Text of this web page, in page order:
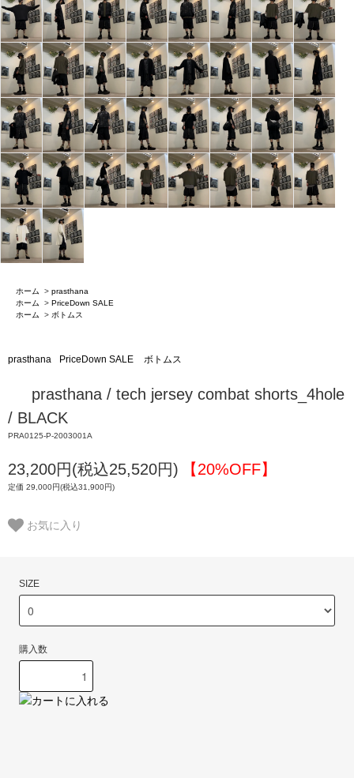
ホーム > prasthana
ホーム
> PriceDown SALE
ホーム
> ボトムス
prasthana PriceDown SALE ボトムス
prasthana / tech jersey combat shorts_4hole
/ BLACK
PRA0125-P-2003001A
23,200円(税込25,520円) 【20%OFF】
定価 29,000円(税込31,900円)
お気に入り
SIZE
購入数